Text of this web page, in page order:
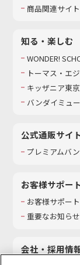
商品関連サイ
知る・楽しむ
WONDER!
トーマス・エ
キッザニア東
バンダイミュ
公式通販サイ
プレミアムバ
お客様サポー
お客様サポー
重要なお知らせ
会社・採用情